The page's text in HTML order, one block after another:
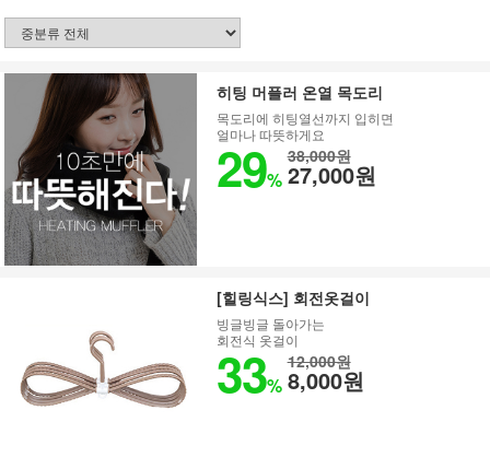
히팅 머플러 온열 목도리
목도리에 히팅열선까지 입히면
얼마나 따뜻하게요
29%
38,000원
27,000원
[힐링식스] 회전옷걸이
빙글빙글 돌아가는
회전식 옷걸이
33%
12,000원
8,000원